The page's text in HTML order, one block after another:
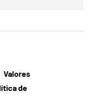
Valores
de